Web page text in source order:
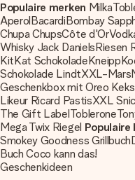
Populaire merken Milka
AperolBacardiBombay
Chupa ChupsCôte d'Or
Whisky Jack DanielsRiesen
KitKat SchokoladeKneipp
Schokolade LindtXXL-Mars
Geschenkbox mit Oreo
Likeur Ricard PastisXXL
The Gift LabelToblerone
Mega Twix Riegel Populaire
Smokey Goodness Grillbuch
Buch Coco kann das!
Geschenkideen